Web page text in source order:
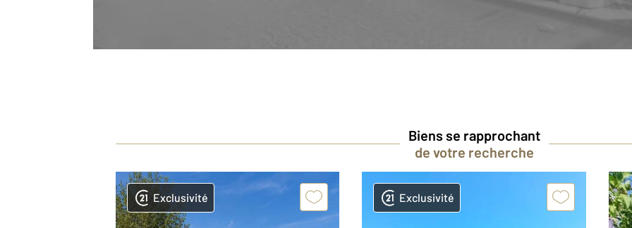
Biens se rapprochant
de votre recherche
Exclusivité Exclusivité